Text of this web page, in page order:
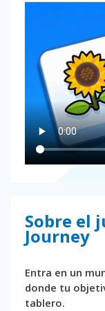
Sobre el
Journey
Entra en un
donde tu
tablero.